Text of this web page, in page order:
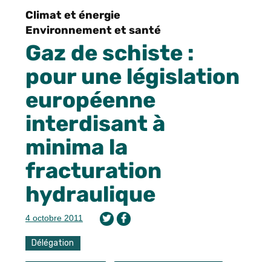
Climat et énergie
Environnement et santé
Gaz de schiste :
pour une législation
européenne
interdisant à
minima la
fracturation
hydraulique
4 octobre 2011
Délégation